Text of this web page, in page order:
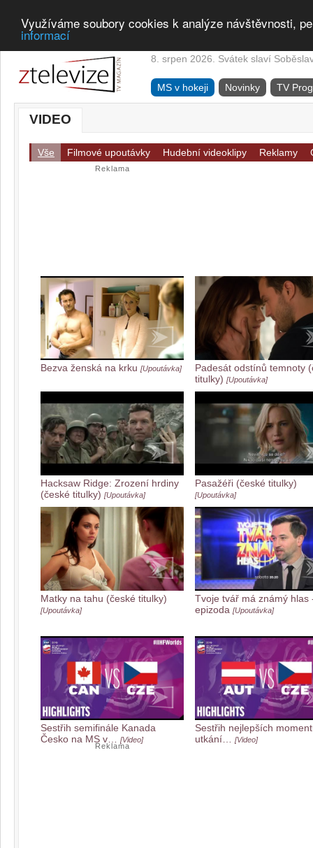
Využíváme soubory cookies k analýze návštěvnosti,
informací
8. srpen 2026. Svátek slaví
MS v hokeji Novinky TV
VIDEO
Vše Filmové upoutávky Hudební videoklipy Reklamy
Reklama
Bezva ženská na krku [Upoutávka]
Padesát odstínů temnoty
titulky) [Upoutávka]
Hacksaw Ridge: Zrození hrdiny
(české titulky) [Upoutávka]
Pasažéři (české titulky)
[Upoutávka]
Matky na tahu (české titulky)
[Upoutávka]
Tvoje tvář má známý hlas
epizoda [Upoutávka]
Sestřih semifinále Kanada
Česko na MS v…
[Video]
Sestřih nejlepších
utkání…
[Video]
Reklama